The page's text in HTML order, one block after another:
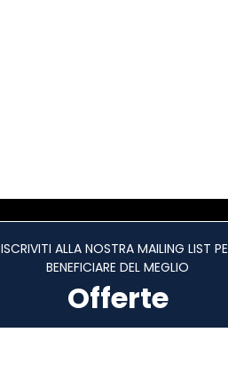
ISCRIVITI ALLA NOSTRA MAILING LIST
BENEFICIARE DEL MEGLIO
Offerte